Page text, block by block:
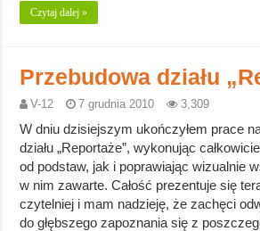
Czytaj dalej »
Przebudowa działu
V-12 7 grudnia 2010 3,309
W dniu dzisiejszym ukończyłem prace
działu „Reportaże”, wykonując
od podstaw, jak i poprawiając wizualnie
w nim zawarte. Całość prezentuje się
czytelniej i mam nadzieję, że zachęci
do głębszego zapoznania się z